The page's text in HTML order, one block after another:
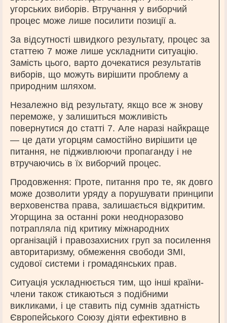
угорських виборів. Втручання у виборчий
процес може лише посилити позиції а.
За відсутності швидкого результату, процес за
статтею 7 може лише ускладнити ситуацію.
Замість цього, варто дочекатися результатів
виборів, що можуть вирішити проблему а
природним шляхом.
Незалежно від результату, якщо все ж знову
переможе, у залишиться можливість
повернутися до статті 7. Але наразі найкраще
— це дати угорцям самостійно вирішити це
питання, не підживлюючи пропаганду і не
втручаючись в їх виборчий процес.
Продовження: Проте, питання про те, як довго
може дозволити уряду а порушувати принципи
верховенства права, залишається відкритим.
Угорщина за останні роки неодноразово
потрапляла під критику міжнародних
організацій і правозахисних груп за посилення
авторитаризму, обмеження свободи ЗМІ,
судової системи і громадянських прав.
Ситуація ускладнюється тим, що інші країни-
члени також стикаються з подібними
викликами, і це ставить під сумнів здатність
Європейського Союзу діяти ефективно в